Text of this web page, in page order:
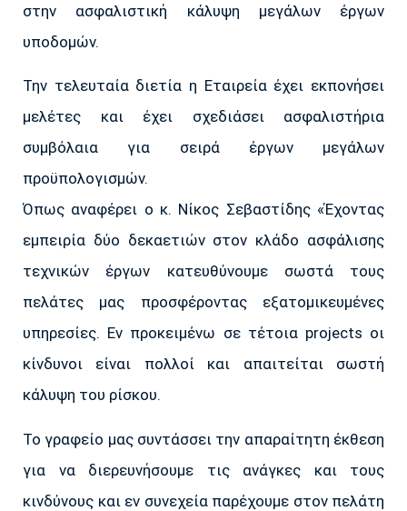
στην ασφαλιστική κάλυψη μεγάλων έργων
υποδομών.
Την τελευταία διετία η Εταιρεία έχει εκπονήσει
μελέτες και έχει σχεδιάσει ασφαλιστήρια
συμβόλαια για σειρά έργων μεγάλων
προϋπολογισμών.
Όπως αναφέρει ο κ. Νίκος Σεβαστίδης «Έχοντας
εμπειρία δύο δεκαετιών στον κλάδο ασφάλισης
τεχνικών έργων κατευθύνουμε σωστά τους
πελάτες μας προσφέροντας εξατομικευμένες
υπηρεσίες. Εν προκειμένω σε τέτοια projects οι
κίνδυνοι είναι πολλοί και απαιτείται σωστή
κάλυψη του ρίσκου.
Το γραφείο μας συντάσσει την απαραίτητη έκθεση
για να διερευνήσουμε τις ανάγκες και τους
κινδύνους και εν συνεχεία παρέχουμε στον πελάτη